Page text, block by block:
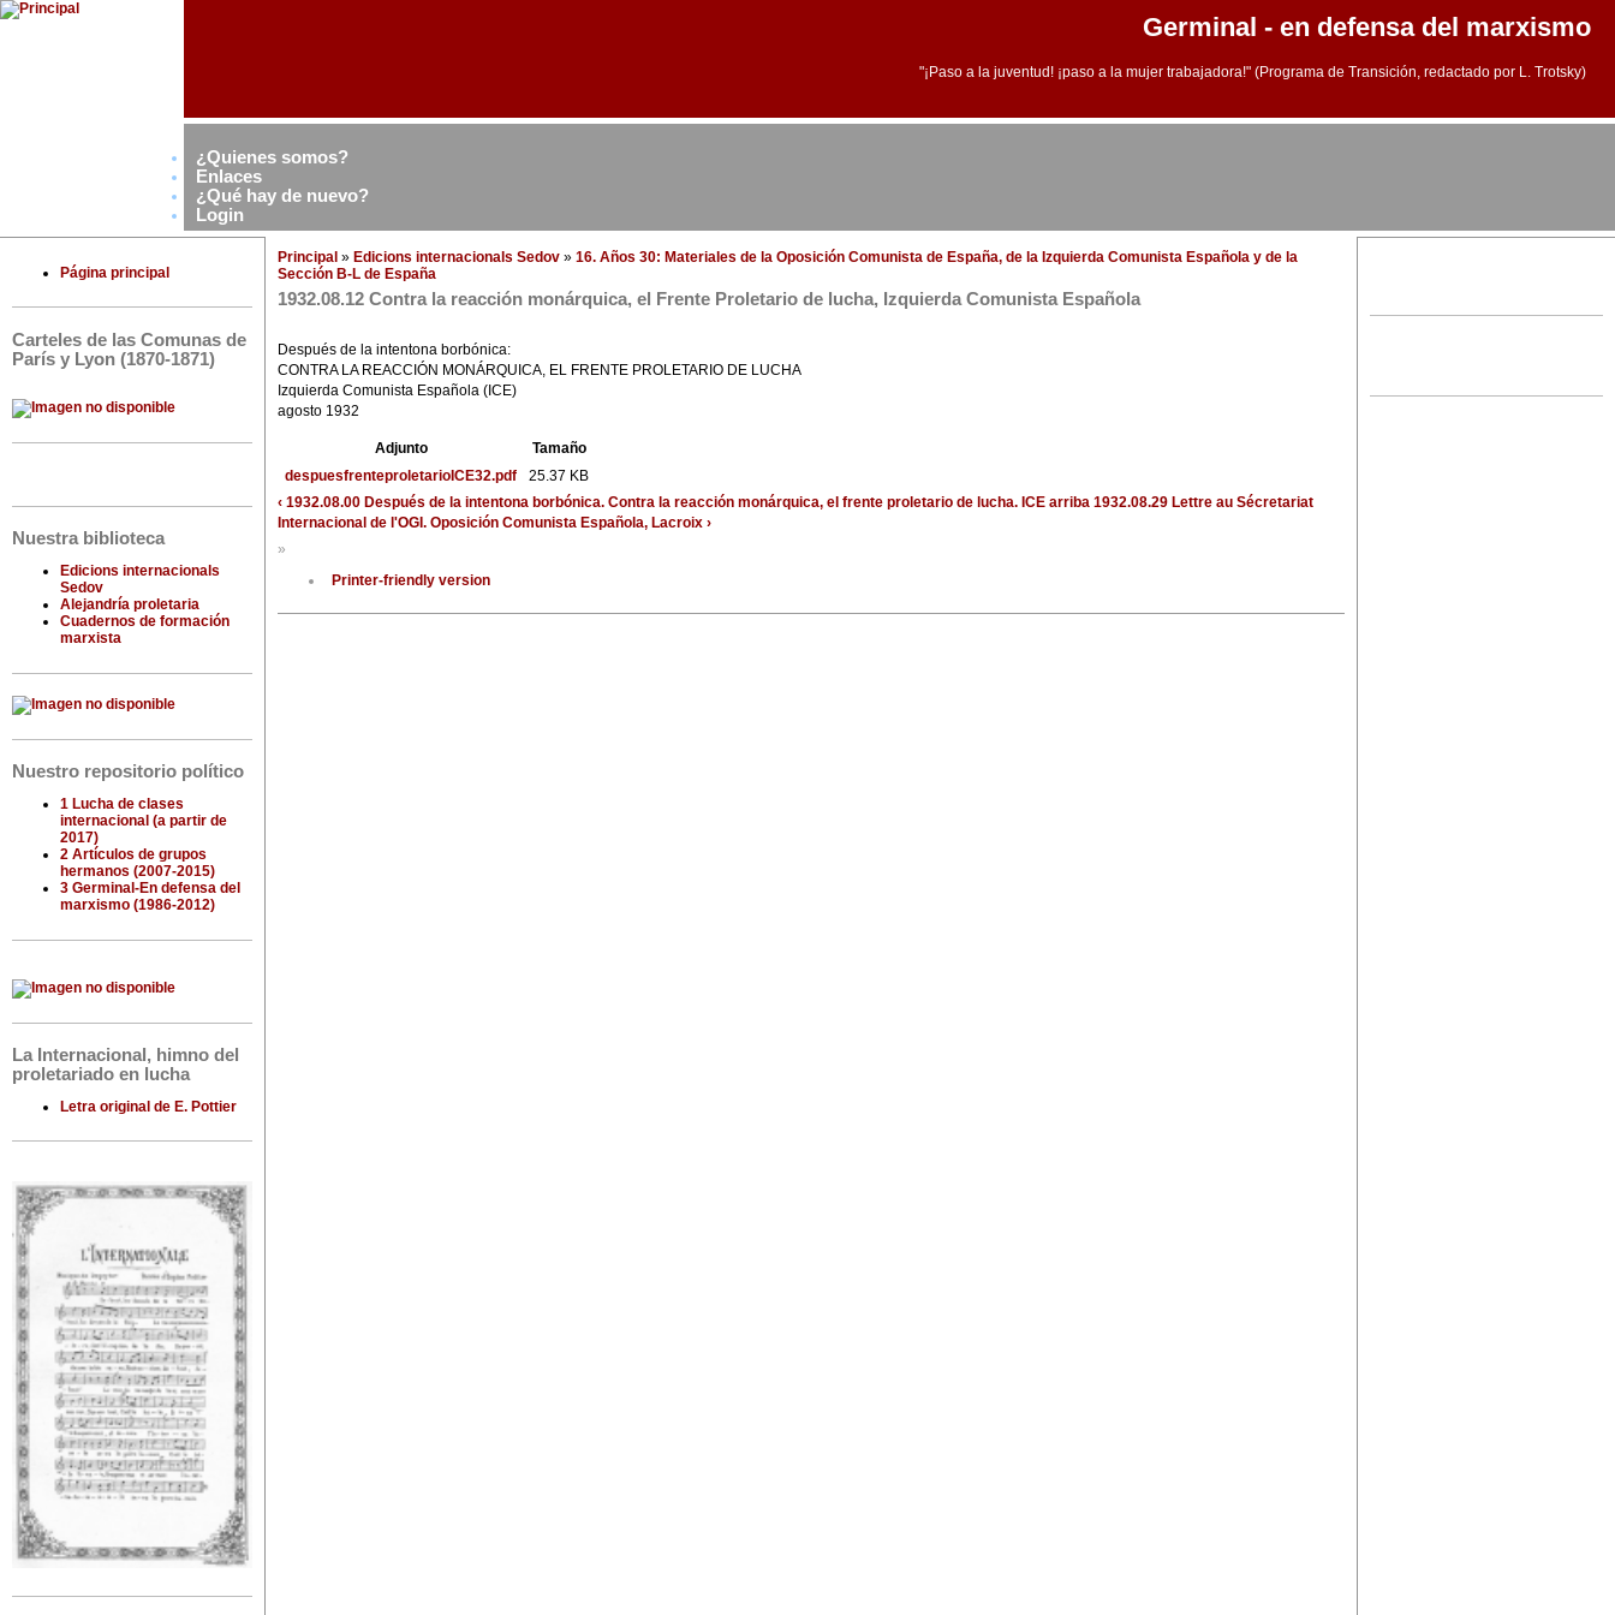
Germinal - en defensa del marxismo
"¡Paso a la juventud! ¡paso a la mujer trabajadora!" (Programa de Transición, redactado por L. Trotsky)
¿Quienes somos?
Enlaces
¿Qué hay de nuevo?
Login
Página principal
Carteles de las Comunas de
París y Lyon (1870-1871)
Nuestra biblioteca
Edicions internacionals
Sedov
Alejandría proletaria
Cuadernos de formación
marxista
Nuestro repositorio político
1 Lucha de clases
internacional (a partir de
2017)
2 Artículos de grupos
hermanos (2007-2015)
3 Germinal-En defensa del
marxismo (1986-2012)
La Internacional, himno del
proletariado en lucha
Letra original de E. Pottier
Principal » Edicions internacionals Sedov » 16. Años 30: Materiales de la Oposición Comunista de España, de la Izquierda Comunista Española y de la
Sección B-L de España
1932.08.12 Contra la reacción monárquica, el Frente Proletario de lucha, Izquierda Comunista Española
Después de la intentona borbónica:
CONTRA LA REACCIÓN MONÁRQUICA, EL FRENTE PROLETARIO DE LUCHA
Izquierda Comunista Española (ICE)
agosto 1932
Adjunto
Tamaño
despuesfrenteproletarioICE32.pdf
25.37 KB
‹ 1932.08.00 Después de la intentona borbónica. Contra la reacción monárquica, el frente proletario de lucha. ICE arriba 1932.08.29 Lettre au Sécretariat
Internacional de l'OGI. Oposición Comunista Española, Lacroix ›
»
Printer-friendly version